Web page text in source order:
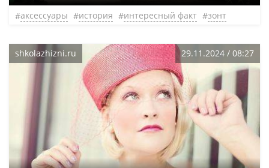
аксессуары история интересный факт зонт
shkolazhizni.ru 29.11.2024 / 08:27